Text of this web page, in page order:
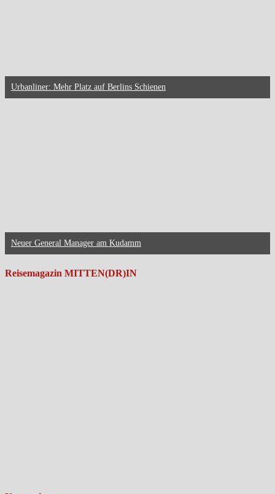
Urbanliner: Mehr Platz auf Berlins Schienen
Neuer General Manager am Kudamm
Reisemagazin MITTEN(DR)IN